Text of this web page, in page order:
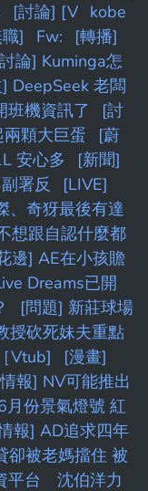
[討論] [V kobe
] Fw:
[轉播]
論] Kuminga怎
DeepSeek 老闆
班機資訊了
[討
顆大巨蛋
[蔚
安心多
[新聞]
署反
[LIVE]
、奇犽最後有達
想跟自認什麼都
邊] AE在小孩贍
Dreams已開
[問題] 新莊球場
授砍死妹夫重點
［Vtub]
[漫畫]
報] NV可能推出
份景氣燈號 紅
報] AD追求四年
卻被老媽擋住 被
平台 沈伯洋力